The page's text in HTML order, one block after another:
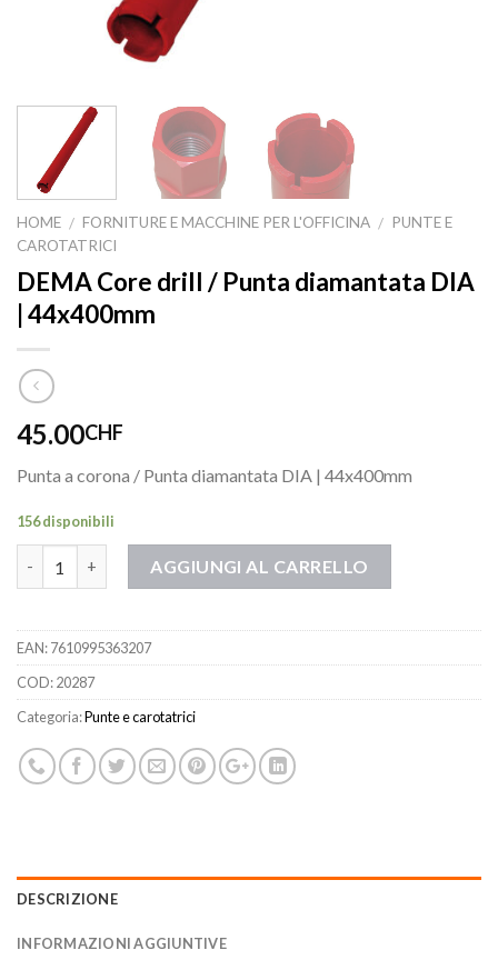
HOME / FORNITURE E MACCHINE PER L'OFFICINA / PUNTE E
CAROTATRICI
DEMA Core drill / Punta diamantata DIA
| 44x400mm
45.00CHF
Punta a corona / Punta diamantata DIA | 44x400mm
156 disponibili
AGGIUNGI AL CARRELLO
EAN:7610995363207
COD:20287
Categoria:Punte e carotatrici
DESCRIZIONE
INFORMAZIONI AGGIUNTIVE